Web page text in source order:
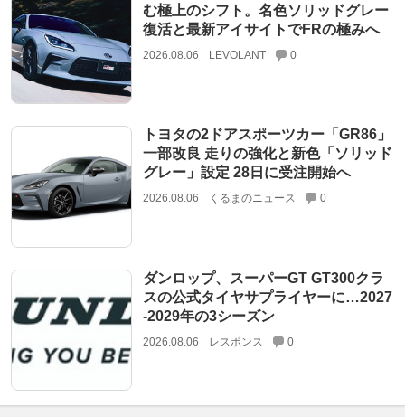
む極上のシフト。名色ソリッドグレー
復活と最新アイサイトでFRの極みへ
2026.08.06 LEVOLANT 0
トヨタの2ドアスポーツカー「GR86」
一部改良 走りの強化と新色「ソリッド
グレー」設定 28日に受注開始へ
2026.08.06 くるまのニュース 0
ダンロップ、スーパーGT GT300クラ
スの公式タイヤサプライヤーに…2027
‐2029年の3シーズン
2026.08.06 レスポンス 0